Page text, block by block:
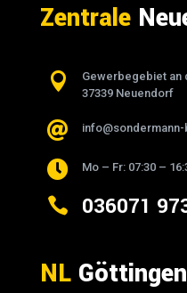
Zentrale

Gewerbegebiet an
37339 Neuendorf

 Mo – Fr: 07:30 –
 036071
NLGöttingen